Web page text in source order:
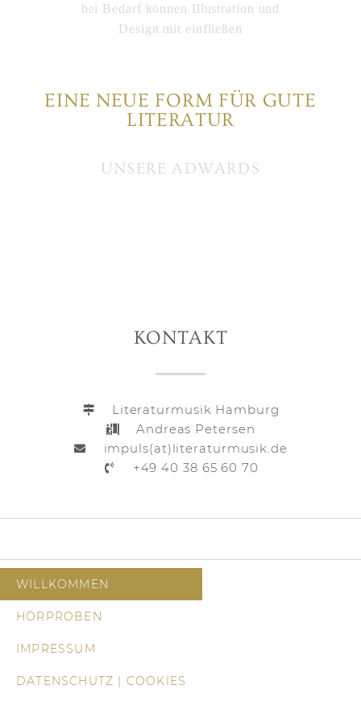
bei Bedarf können Illustration und
Design mit einfließen
EINE NEUE FORM FÜR GUTE
LITERATUR
UNSERE ADWARDS
KONTAKT
Literaturmusik Hamburg
Andreas Petersen
impuls(at)literaturmusik.de
+49 40 38 65 60 70
WILLKOMMEN
HÖRPROBEN
IMPRESSUM
DATENSCHUTZ | COOKIES